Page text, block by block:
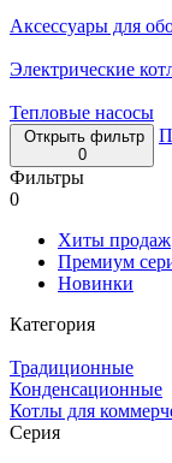
Аксессуары для
Электрические
Тепловые насосы
Открыть фильтр
0
Фильтры
0
Хиты продаж
Премиум
Новинки
Категория
Традиционные
Конденсационные
Котлы для
Серия